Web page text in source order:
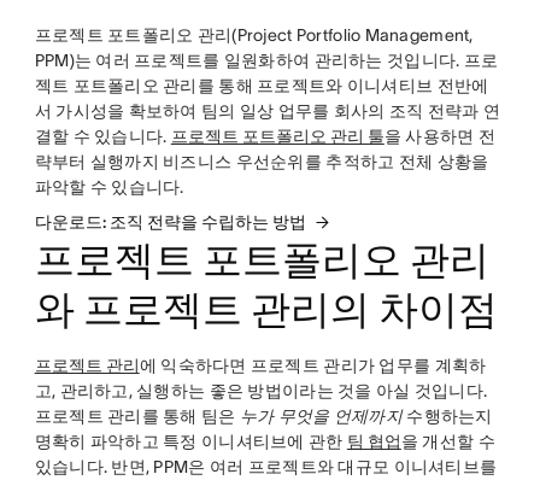
프로젝트 포트폴리오 관리(Project Portfolio Management,
PPM)는 여러 프로젝트를 일원화하여 관리하는 것입니다. 프로
젝트 포트폴리오 관리를 통해 프로젝트와 이니셔티브 전반에
서 가시성을 확보하여 팀의 일상 업무를 회사의 조직 전략과 연
결할 수 있습니다. 프로젝트 포트폴리오 관리 툴을 사용하면 전
략부터 실행까지 비즈니스 우선순위를 추적하고 전체 상황을
파악할 수 있습니다.
다운로드: 조직 전략을 수립하는 방법
프로젝트 포트폴리오 관리
와 프로젝트 관리의 차이점
프로젝트 관리에 익숙하다면 프로젝트 관리가 업무를 계획하
고, 관리하고, 실행하는 좋은 방법이라는 것을 아실 것입니다.
프로젝트 관리를 통해 팀은 누가 무엇을 언제까지수행하는지
명확히 파악하고 특정 이니셔티브에 관한 팀 협업을 개선할 수
있습니다. 반면, PPM은 여러 프로젝트와 대규모 이니셔티브를